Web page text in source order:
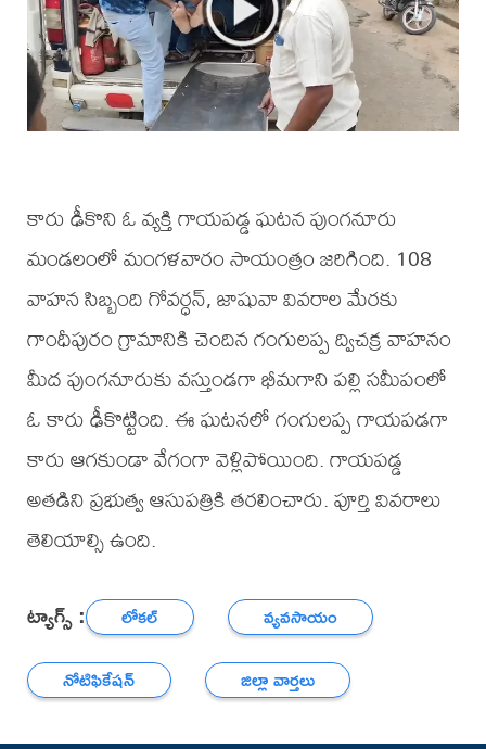
కారు ఢీకొని ఓ వ్యక్తి గాయపడ్డ ఘటన పుంగనూరు
మండలంలో మంగళవారం సాయంత్రం జరిగింది. 108
వాహన సిబ్బంది గోవర్ధన్, జాషువా వివరాల మేరకు
గాంధీపురం గ్రామానికి చెందిన గంగులప్ప ద్విచక్ర వాహనం
మీద పుంగనూరుకు వస్తుండగా భీమగాని పల్లి సమీపంలో
ఓ కారు ఢీకొట్టింది. ఈ ఘటనలో గంగులప్ప గాయపడగా
కారు ఆగకుండా వేగంగా వెళ్లిపోయింది. గాయపడ్డ
అతడిని ప్రభుత్వ ఆసుపత్రికి తరలించారు. పూర్తి వివరాలు
తెలియాల్సి ఉంది.
ట్యాగ్స్ : లోకల్
వ్యవసాయం
నోటిఫికేషన్
జిల్లా వార్తలు